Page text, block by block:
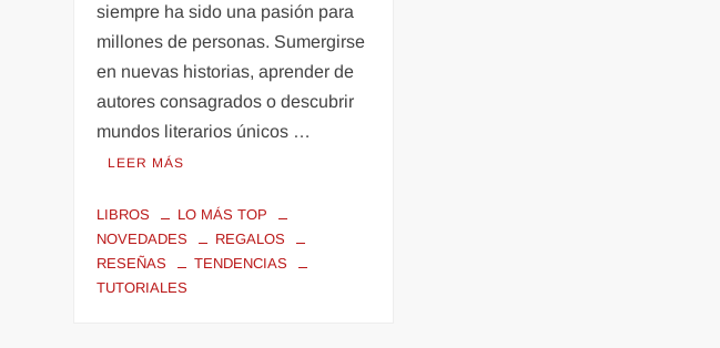
siempre ha sido una pasión para
millones de personas. Sumergirse
en nuevas historias, aprender de
autores consagrados o descubrir
mundos literarios únicos …
LEER MÁS
LIBROS
LO MÁS TOP
NOVEDADES
REGALOS
RESEÑAS
TENDENCIAS
TUTORIALES